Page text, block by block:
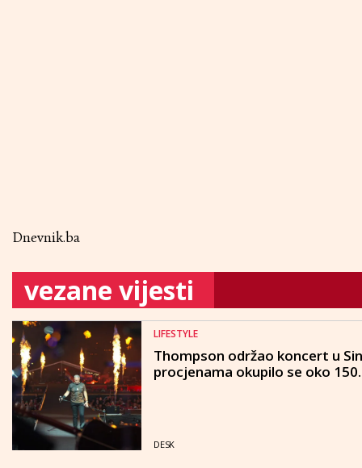
Dnevnik.ba
vezane vijesti
LIFESTYLE
Thompson održao koncert u
procjenama okupilo se oko
DESK